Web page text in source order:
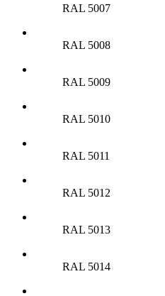
RAL 5007
RAL 5008
RAL 5009
RAL 5010
RAL 5011
RAL 5012
RAL 5013
RAL 5014